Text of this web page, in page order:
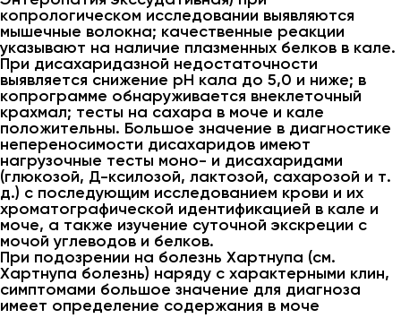
копрологическом исследовании выявляются
мышечные волокна; качественные реакции
указывают на наличие плазменных белков в кале.
При дисахаридазной недостаточности
выявляется снижение pH кала до 5,0 и ниже; в
копрограмме обнаруживается внеклеточный
крахмал; тесты на сахара в моче и кале
положительны. Большое значение в диагностике
непереносимости дисахаридов имеют
нагрузочные тесты моно- и дисахаридами
(глюкозой, Д-ксилозой, лактозой, сахарозой и т.
д.) с последующим исследованием крови и их
хроматографической идентификацией в кале и
моче, а также изучение суточной экскреции с
мочой углеводов и белков.
При подозрении на болезнь Хартнупа (см.
Хартнупа болезнь) наряду с характерными клин,
симптомами большое значение для диагноза
имеет определение содержания в моче